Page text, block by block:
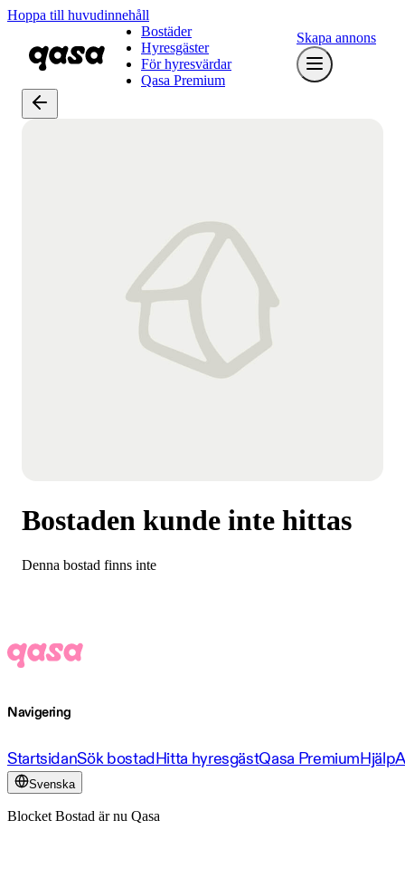
Hoppa till huvudinnehåll
Bostäder
Hyresgäster
För hyresvärdar
Qasa Premium
Skapa annons
Bostaden kunde inte hittas
Denna bostad finns inte
Navigering
StartsidanSök bostadHitta hyresgästQasa PremiumHjälp
Svenska
Blocket Bostad är nu Qasa